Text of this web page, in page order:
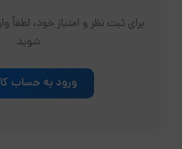
برای ثبت نظر و امتیاز خود، لطفاً
شوید
ورود به حساب